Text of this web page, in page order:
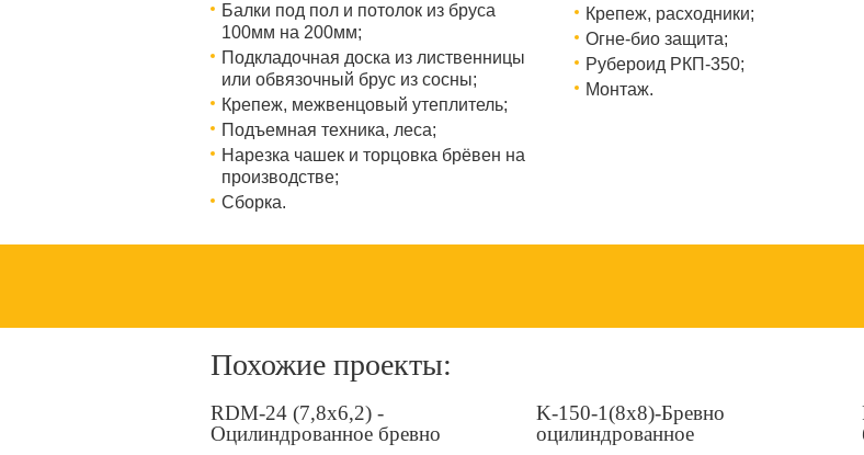
Балки под пол и потолок из бруса
100мм на 200мм;
Подкладочная доска из лиственницы
или обвязочный брус из сосны;
Крепеж, межвенцовый утеплитель;
Подъемная техника, леса;​​​​​​​
Нарезка чашек и торцовка брёвен на
производстве;
Сборка.
Крепеж, расходники;
Огне-био защита;
Рубероид РКП-350;
Монтаж.
Похожие проекты:
RDM-24 (7,8x6,2) -
Оцилиндрованное бревно
K-150-1(8х8)-Бревно
оцилиндрованное